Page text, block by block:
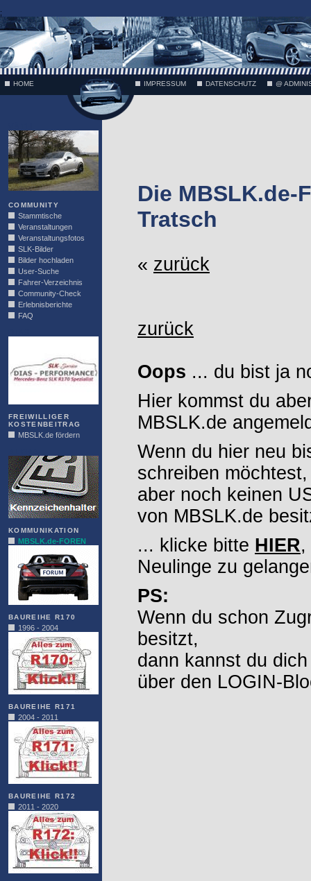
;
HOME IMPRESSUM DATENSCHUTZ @
COMMUNITY
Stammtische
Veranstaltungen
Veranstaltungsfotos
SLK-Bilder
Bilder hochladen
User-Suche
Fahrer-Verzeichnis
Community-Check
Erlebnisberichte
FAQ
FREIWILLIGER
KOSTENBEITRAG
MBSLK.de fördern
KOMMUNIKATION
MBSLK.de-FOREN
BAUREIHE R170
1996 - 2004
BAUREIHE R171
2004 - 2011
BAUREIHE R172
2011 - 2020
Die MBSLK.de-
Tratsch
« zurück
zurück
Oops ... du bist ja
Hier kommst du
MBSLK.de
Wenn du hier neu
schreiben möchtest,
aber noch keinen
von MBSLK.de
... klicke bitte HIER,
Neulinge zu
PS:
Wenn du schon
besitzt,
dann kannst du
über den LOGIN-